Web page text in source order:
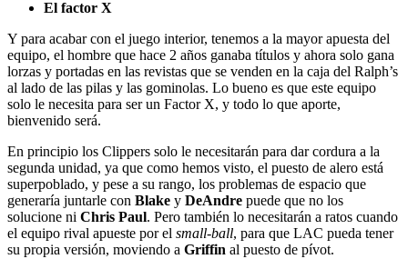
El factor X
Y para acabar con el juego interior, tenemos a la mayor apuesta del
equipo, el hombre que hace 2 años ganaba títulos y ahora solo gana
lorzas y portadas en las revistas que se venden en la caja del Ralph’s
al lado de las pilas y las gominolas. Lo bueno es que este equipo
solo le necesita para ser un Factor X, y todo lo que aporte,
bienvenido será.
En principio los Clippers solo le necesitarán para dar cordura a la
segunda unidad, ya que como hemos visto, el puesto de alero está
superpoblado, y pese a su rango, los problemas de espacio que
generaría juntarle con Blake y DeAndre puede que no los
solucione ni Chris Paul. Pero también lo necesitarán a ratos cuando
el equipo rival apueste por el small-ball, para que LAC pueda tener
su propia versión, moviendo a Griffin al puesto de pívot.